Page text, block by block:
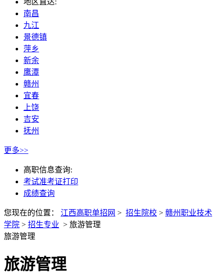
地区直达:
南昌
九江
景德镇
萍乡
新余
鹰潭
赣州
宜春
上饶
吉安
抚州
更多>>
高职信息查询:
考试准考证打印
成绩查询
您现在的位置： 江西高职单招网 > 招生院校 > 赣州职业技术
学院 > 招生专业 > 旅游管理
旅游管理
旅游管理